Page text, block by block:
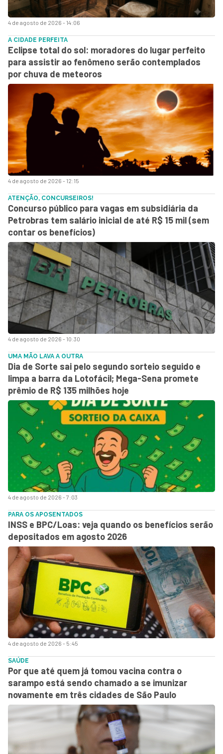
4 de agosto de 2026 - 14:06
4 de agosto de 2026 - 12:15
A CIDADE PERFEITA
Eclipse total do sol: moradores do lugar perfeito
para assistir ao fenômeno serão contemplados
por chuva de meteoros
4 de agosto de 2026 - 10:30
ATENÇÃO, CONCURSEIROS!
Concurso público para vagas em subsidiária da
Petrobras tem salário inicial de até R$ 15 mil (sem
contar os benefícios)
4 de agosto de 2026 - 7:03
UMA MÃO LAVA A OUTRA
Dia de Sorte sai pelo segundo sorteio seguido e
limpa a barra da Lotofácil; Mega-Sena promete
prêmio de R$ 135 milhões hoje
4 de agosto de 2026 - 5:45
PARA OS APOSENTADOS
INSS e BPC/Loas: veja quando os benefícios serão
depositados em agosto 2026
SAÚDE
Por que até quem já tomou vacina contra o
sarampo está sendo chamado a se imunizar
novamente em três cidades de São Paulo